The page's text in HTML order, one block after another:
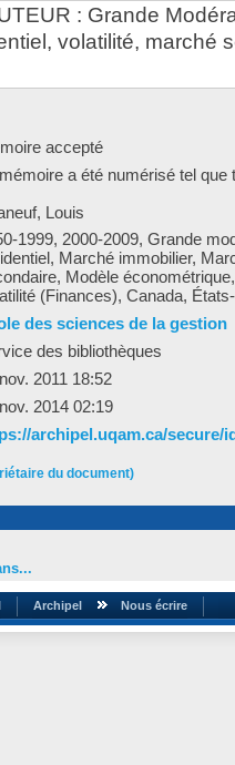
: Grande
volatilité, marché
accepté
a été numérisé tel que
Louis
1999, 2000-2009, Grande
Marché immobilier,
Modèle
(Finances), Canada,
des sciences de la gestion
des bibliothèques
2011 18:52
2014 02:19
archipel.uqam.ca/secure/
du document)
Archipel Nous écrire